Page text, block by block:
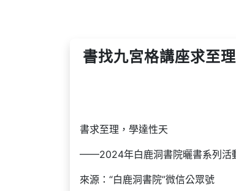
書找九宮格講座求至
書求至理，學達性天
——2024年白鹿洞書院曬書系列活
來源：“白鹿洞書院”微信公眾號